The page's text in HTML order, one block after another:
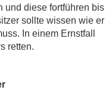
und diese fortführen bis
sollte wissen wie er
In einem Ernstfall
retten.